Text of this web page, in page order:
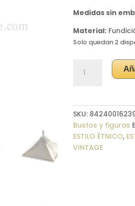
Medidas sin
Material:
Solo quedan 2
aluminio
dorada
cantidad
SKU:
Bustos y figuras
ESTILO ÉTNICO,
VINTAGE